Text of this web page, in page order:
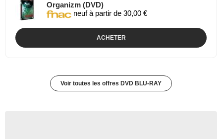
Organizm (DVD)
neuf à partir de 30,00 €
ACHETER
Voir toutes les offres DVD BLU-RAY